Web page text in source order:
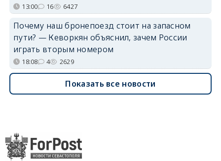
13:00 16 6427
Почему наш бронепоезд стоит на запасном
пути? — Кеворкян объяснил, зачем России
играть вторым номером
18:08 4 2629
Показать все новости